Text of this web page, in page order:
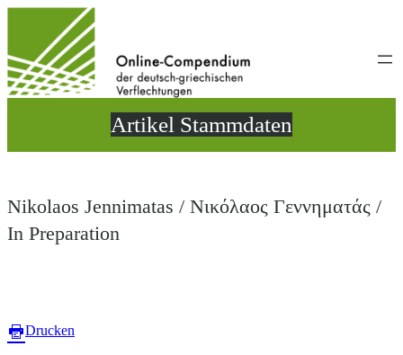
wechseln
Artikel Stammdaten
Nikolaos Jennimatas / Νικόλαος Γεννηματάς /
In Preparation
Drucken